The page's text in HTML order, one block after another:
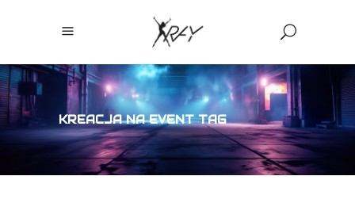
KREACJA NA EVENT TAG